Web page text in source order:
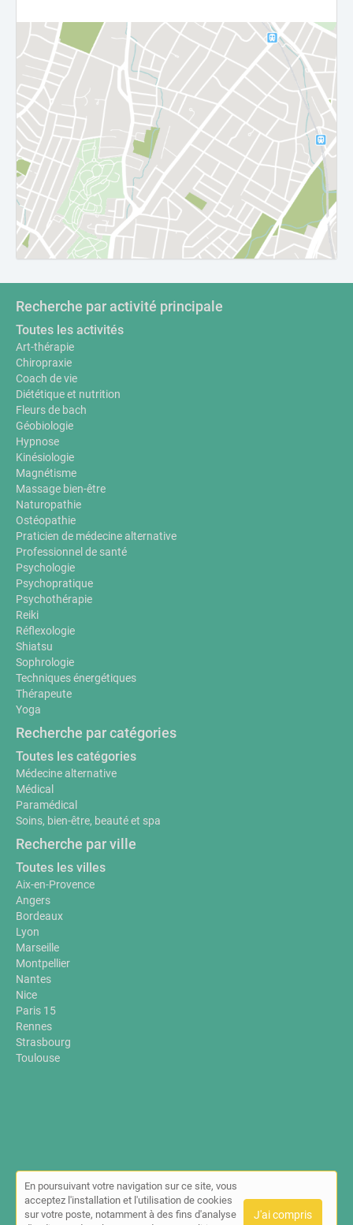
Recherche par activité principale
Toutes les activités
Art-thérapie
Chiropraxie
Coach de vie
Diététique et nutrition
Fleurs de bach
Géobiologie
Hypnose
Kinésiologie
Magnétisme
Massage bien-être
Naturopathie
Ostéopathie
Praticien de médecine alternative
Professionnel de santé
Psychologie
Psychopratique
Psychothérapie
Reiki
Réflexologie
Shiatsu
Sophrologie
Techniques énergétiques
Thérapeute
Yoga
Recherche par catégories
Toutes les catégories
Médecine alternative
Médical
Paramédical
Soins, bien-être, beauté et spa
Recherche par ville
Toutes les villes
Aix-en-Provence
Angers
Bordeaux
Lyon
Marseille
Montpellier
Nantes
Nice
Paris 15
Rennes
Strasbourg
Toulouse
© Annuaire-sante-bien-etre.fr 2026 |Plan du site
Contact
En poursuivant votre navigation sur ce site, vous
acceptez l'installation et l'utilisation de cookies
sur votre poste, notamment à des fins d'analyse
J'ai compris